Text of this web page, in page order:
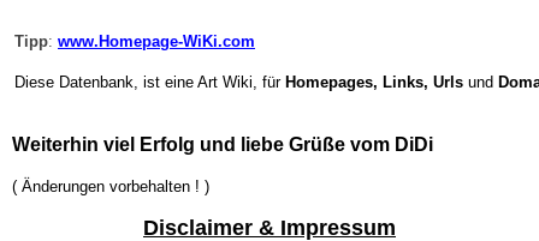
Tipp: www.Homepage-WiKi.com
Diese Datenbank, ist eine Art Wiki, für Homepages, Links, Urls und
Weiterhin viel Erfolg und liebe Grüße vom DiDi
( Änderungen vorbehalten ! )
Disclaimer & Impressum